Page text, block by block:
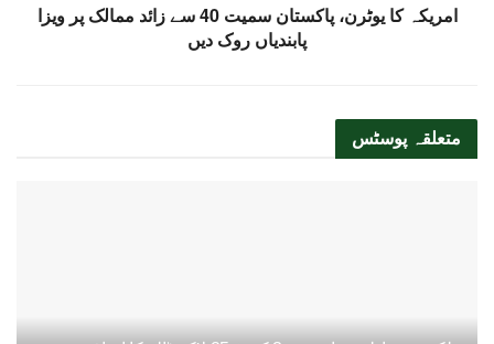
امریکہ کا یوٹرن، پاکستان سمیت 40 سے زائد ممالک پر ویزا
پابندیاں روک دیں
متعلقہ پوسٹس